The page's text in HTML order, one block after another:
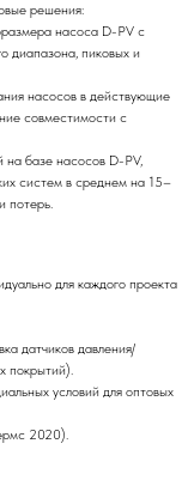
решения:
насоса D-PV с
диапазона, пиковых и
насосов в действующие
совместимости с
на базе насосов D-PV,
систем в среднем на 15–
потерь.
для каждого проекта
датчиков давления/
покрытий).
условий для оптовых
2020).